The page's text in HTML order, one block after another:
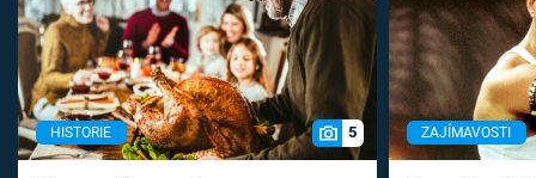
HISTORIE 5 ZAJÍMAVOSTI